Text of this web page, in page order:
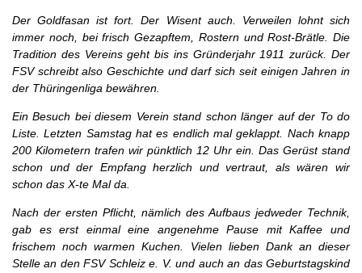
Der Goldfasan ist fort. Der Wisent auch. Verweilen lohnt sich
immer noch, bei frisch Gezapftem, Rostern und Rost-Brätle. Die
Tradition des Vereins geht bis ins Gründerjahr 1911 zurück. Der
FSV schreibt also Geschichte und darf sich seit einigen Jahren in
der Thüringenliga bewähren.
Ein Besuch bei diesem Verein stand schon länger auf der To do
Liste. Letzten Samstag hat es endlich mal geklappt. Nach knapp
200 Kilometern trafen wir pünktlich 12 Uhr ein. Das Gerüst stand
schon und der Empfang herzlich und vertraut, als wären wir
schon das X-te Mal da.
Nach der ersten Pflicht, nämlich des Aufbaus jedweder Technik,
gab es erst einmal eine angenehme Pause mit Kaffee und
frischem noch warmen Kuchen. Vielen lieben Dank an dieser
Stelle an den FSV Schleiz e. V. und auch an das Geburtstagskind